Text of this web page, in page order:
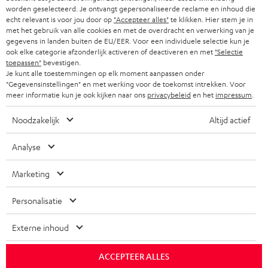
w
s
b
r
i
e
f
HIFI-SPEAKERS
SMART HOME
BLUETOOTH
KOPTELEFOONS
IN-EAR
FANSHOP
PERS & MARKETING
B2B
PARTNERPROGRAMMA
BLOG
NEWSLETTER
STORES
TEUFEL VOORDELEN
TEUFEL STORY
MANAGEMENT
OOSTENRIJK
ZWITSERLAND
NEDERLAND
BELGIË
FRANKRIJK
POLEN
SPANJE
'Kennelijke' (typ)fouten voorbehouden. De op de foto's afgebeelde
accessoires zijn niet bij de levering inbegrepen. Eventuele
worden geselecteerd. Je ontvangt gepersonaliseerde reclame en inhoud die
echt relevant is voor jou door op "Accepteer alles"te klikken. Hier stem je in
met het gebruik van alle cookies en met de overdracht en verwerking van je
gegevens in landen buiten de EU/EER. Voor een individuele selectie kun je
ook elke categorie afzonderlijk activeren of deactiveren en met "Selectie
toepassen" bevestigen.
Je kunt alle toestemmingen op elk moment aanpassen onder
"Gegevensinstellingen" en met werking voor de toekomst intrekken. Voor
meer informatie kun je ook kijken naar ons privacybeleiden het impressum
Noodzakelijk Altijd actief
Analyse
Marketing
Personalisatie
Externe inhoud
ACCEPTEER ALLES